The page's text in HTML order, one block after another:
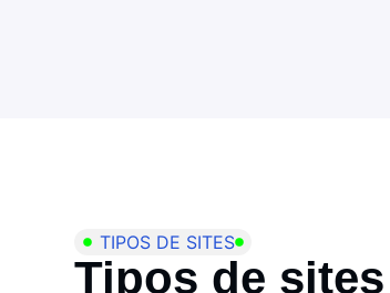
TIPOS DE SITES
Tipos de